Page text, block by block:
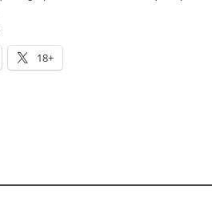
18+